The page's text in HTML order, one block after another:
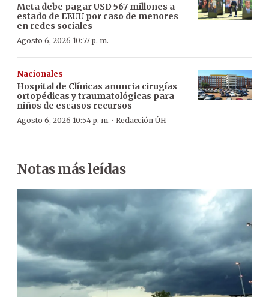
Meta debe pagar USD 567 millones a
estado de EEUU por caso de menores
en redes sociales
Agosto 6, 2026 10:57 p. m.
Nacionales
Hospital de Clínicas anuncia cirugías
ortopédicas y traumatológicas para
niños de escasos recursos
Agosto 6, 2026 10:54 p. m. · Redacción ÚH
Notas más leídas